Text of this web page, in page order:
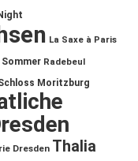
La Saxe à Paris
Sommer Radebeul
Moritzburg
Dresden Thalia